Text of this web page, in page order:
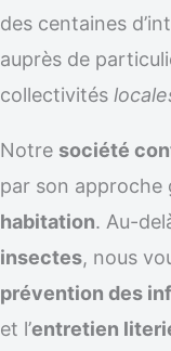
des centaines
auprès de
collectivités
Notre société
par son approche
habitation. Au-
insectes, nous
prévention des
et l’entretien